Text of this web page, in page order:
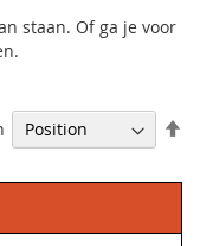
staan. Of ga je voor